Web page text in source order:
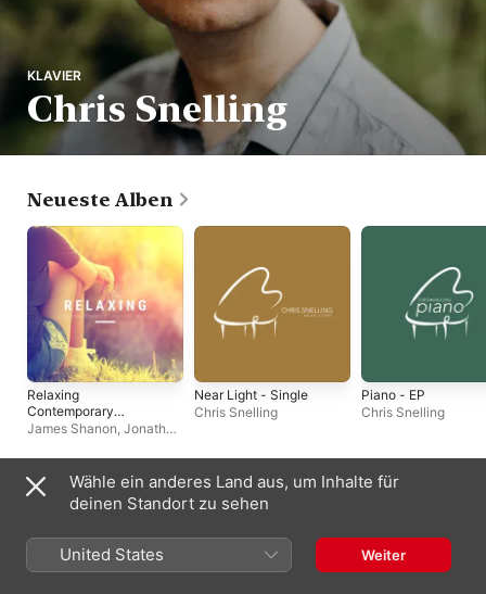
KLAVIER
Chris Snelling
Neueste Alben
Relaxing
Contemporary
Classical Music
James Shanon, Jonathan
Chris Snelling,Amy Mary
Collins ,Chris Mercer,Nils
Hahn
Near Light - Single
Chris Snelling
Piano - EP
Chris Snelling
Compilations
Wähle ein anderes Land aus, um Inhalte für
deinen Standort zu sehen
United States Weiter